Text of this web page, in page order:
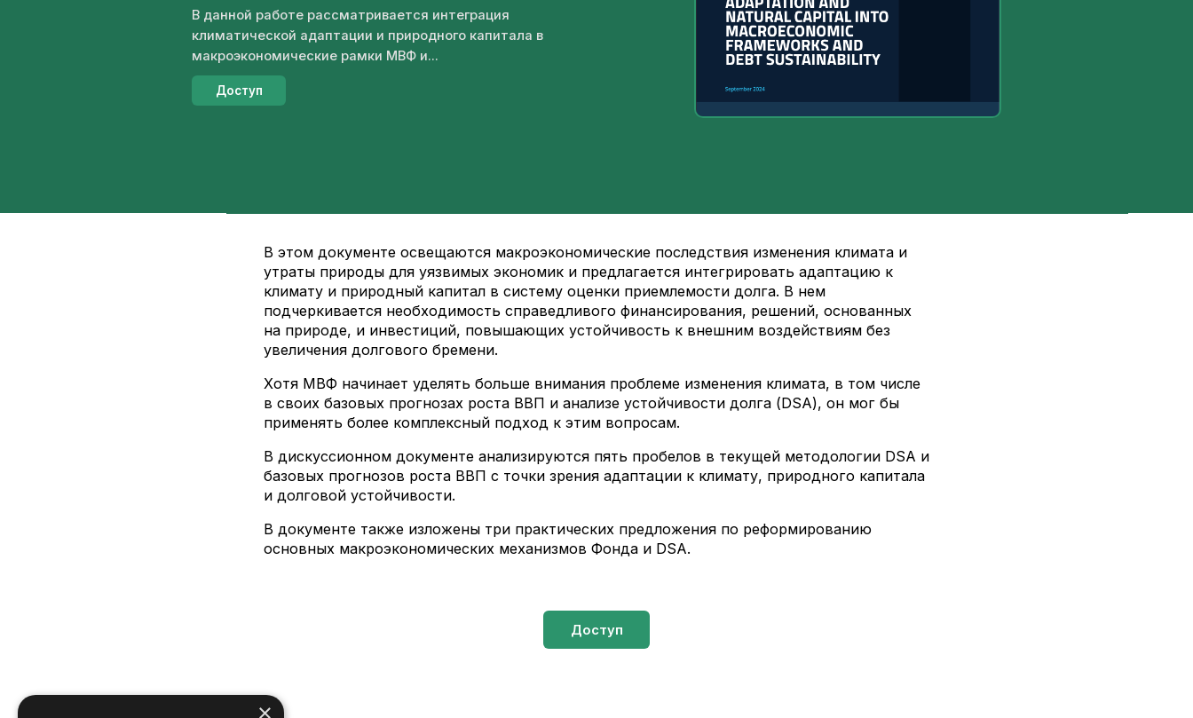
В данной работе рассматривается интеграция
климатической адаптации и природного капитала в
макроэкономические рамки МВФ и...
Доступ
В этом документе освещаются макроэкономические последствия изменения климата и
утраты природы для уязвимых экономик и предлагается интегрировать адаптацию к
климату и природный капитал в систему оценки приемлемости долга. В нем
подчеркивается необходимость справедливого финансирования, решений, основанных
на природе, и инвестиций, повышающих устойчивость к внешним воздействиям без
увеличения долгового бремени.
Хотя МВФ начинает уделять больше внимания проблеме изменения климата, в том числе
в своих базовых прогнозах роста ВВП и анализе устойчивости долга (DSA), он мог бы
применять более комплексный подход к этим вопросам.
В дискуссионном документе анализируются пять пробелов в текущей методологии DSA и
базовых прогнозов роста ВВП с точки зрения адаптации к климату, природного капитала
и долговой устойчивости.
В документе также изложены три практических предложения по реформированию
основных макроэкономических механизмов Фонда и DSA.
Доступ